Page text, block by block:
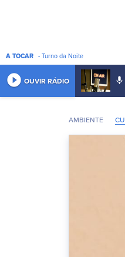
A TOCAR - Turno da Noite
play_circle_filled OUVIR RÁDIO mic
AMBIENTE